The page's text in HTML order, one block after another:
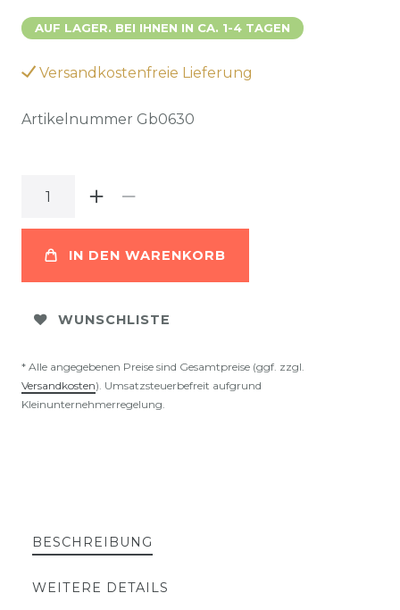
AUF LAGER. BEI IHNEN IN CA. 1-4 TAGEN
Versandkostenfreie Lieferung
Artikelnummer Gb0630
IN DEN WARENKORB
WUNSCHLISTE
* Alle angegebenen Preise sind Gesamtpreise (ggf. zzgl.
Versandkosten). Umsatzsteuerbefreit aufgrund
Kleinunternehmerregelung.
BESCHREIBUNG
WEITERE DETAILS